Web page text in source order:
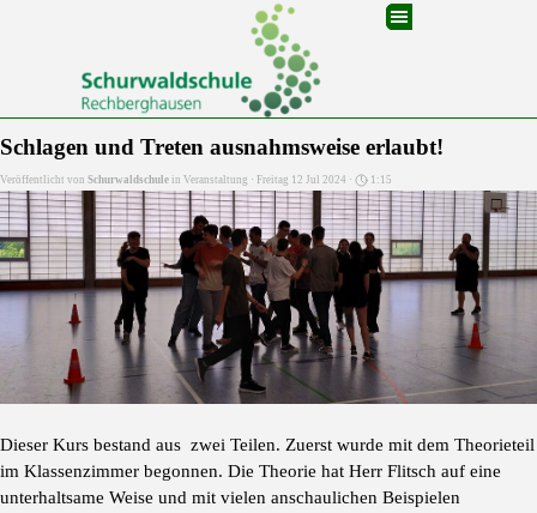
Menü überspringen
Schlagen und Treten ausnahmsweise erlaubt!
Veröffentlicht von Schurwaldschule in Veranstaltung · Freitag 12 Jul 2024 · 1:15
Dieser Kurs bestand aus zwei Teilen. Zuerst wurde mit dem Theorieteil
im Klassenzimmer begonnen. Die Theorie hat Herr Flitsch auf eine
unterhaltsame Weise und mit vielen anschaulichen Beispielen